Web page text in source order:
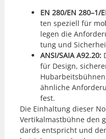
EN 280/EN 280–1/
ten speziell für
leg­en die
tung und
ANSI/SAIA A92.20:
für Design,
ähn­liche
fest.
Die Ein­hal­tung dieser
Ver­tikalmast­bühne den
dards entspricht und